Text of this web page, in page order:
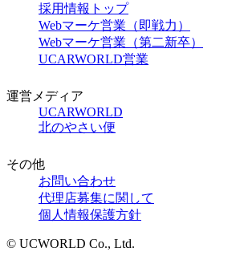
採用情報トップ
Webマーケ営業（即戦力）
Webマーケ営業（第二新卒）
UCARWORLD営業
運営メディア
UCARWORLD
北のやさい便
その他
お問い合わせ
代理店募集に関して
個人情報保護方針
© UCWORLD Co., Ltd.